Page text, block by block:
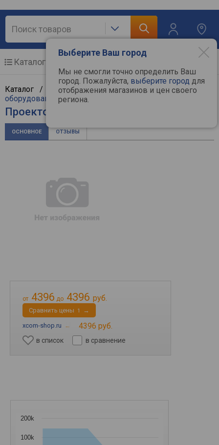
Выберите Ваш город
Мы не смогли точно определить Ваш
город. Пожалуйста, выберите город для
отображения магазинов и цен своего
региона.
Каталог
Каталог / ТВ и видеотехника/Проекционное
оборудование /Проекторы
Проектор Asus H1
ОСНОВНОЕ ОТЗЫВЫ
от 4396 до 4396 руб.
Cравнить цены 1 →
xcom-shop.ru → 4396 руб.
в список в сравнение
100k
200k